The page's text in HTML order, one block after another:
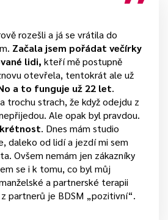
rozešli a já se vrátila do
Začala jsem pořádat večírky
lidi, kteří mě postupně
otevřela, tentokrát ale už
a to funguje už 22 let.
trochu strach, že když odejdu z
Ale opak byl pravdou.
. Dnes mám studio
daleko od lidí a jezdí mi sem
Ovšem nemám jen zákazníky
se i k tomu, co byl můj
a partnerské terapii
partnerů je BDSM „pozitivní“.